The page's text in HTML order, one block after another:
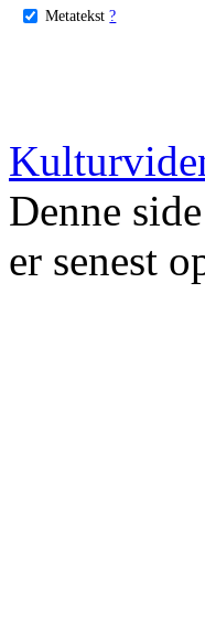
Metatekst ?
Denne
er senest